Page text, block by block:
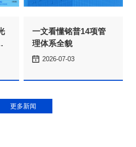
理体系全貌
2026-07-03
更多新闻